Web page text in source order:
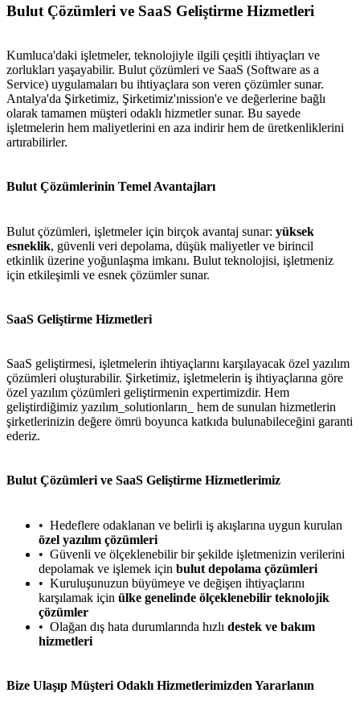
Bulut Çözümleri ve SaaS Geliştirme Hizmetleri
Kumluca'daki işletmeler, teknolojiyle ilgili çeşitli ihtiyaçları ve
zorlukları yaşayabilir. Bulut çözümleri ve SaaS (Software as a
Service) uygulamaları bu ihtiyaçlara son veren çözümler sunar.
Antalya'da Şirketimiz, Şirketimiz'ınission'e ve değerlerine bağlı
olarak tamamen müşteri odaklı hizmetler sunar. Bu sayede
işletmelerin hem maliyetlerini en aza indirir hem de üretkenliklerini
artırabilirler.
Bulut Çözümlerinin Temel Avantajları
Bulut çözümleri, işletmeler için birçok avantaj sunar: yüksek
esneklik, güvenli veri depolama, düşük maliyetler ve birincil
etkinlik üzerine yoğunlaşma imkanı. Bulut teknolojisi, işletmeniz
için etkileşimli ve esnek çözümler sunar.
SaaS Geliştirme Hizmetleri
SaaS geliştirmesi, işletmelerin ihtiyaçlarını karşılayacak özel yazılım
çözümleri oluşturabilir. Şirketimiz, işletmelerin iş ihtiyaçlarına göre
özel yazılım çözümleri geliştirmenin expertimizdir. Hem
geliştirdiğimiz yazılım_solutionların_ hem de sunulan hizmetlerin
şirketlerinizin değere ömrü boyunca katkıda bulunabileceğini garanti
ederiz.
Bulut Çözümleri ve SaaS Geliştirme Hizmetlerimiz
Hedeflere odaklanan ve belirli iş akışlarına uygun kurulan
özel yazılım çözümleri
Güvenli ve ölçeklenebilir bir şekilde işletmenizin verilerini
depolamak ve işlemek için bulut depolama çözümleri
Kuruluşunuzun büyümeye ve değişen ihtiyaçlarını
karşılamak için ülke genelinde ölçeklenebilir teknolojik
çözümler
Olağan dış hata durumlarında hızlı destek ve bakım
hizmetleri
Bize Ulaşıp Müşteri Odaklı Hizmetlerimizden Yararlanın